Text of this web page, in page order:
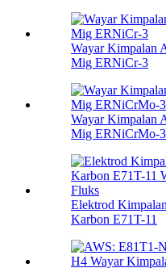
Wayar Kimpalan
Mig ERNiCr-3
Wayar Kimpalan
Mig ERNiCrMo-3
Elektrod
Karbon E71T-11